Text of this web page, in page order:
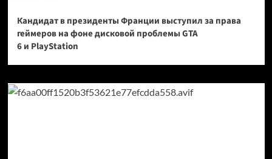
Кандидат в президенты Франции выступил за права
геймеров на фоне дисковой проблемы GTA
6 и PlayStation